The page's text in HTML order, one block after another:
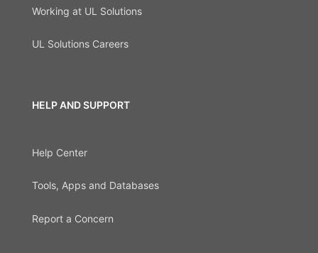
Working at UL Solutions
UL Solutions Careers
HELP AND SUPPORT
Help Center
Tools, Apps and Databases
Report a Concern